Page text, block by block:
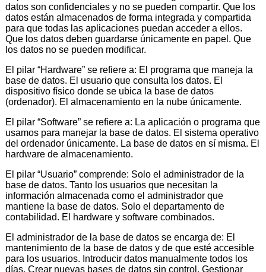
datos son confidenciales y no se pueden compartir. Que los
datos están almacenados de forma integrada y compartida
para que todas las aplicaciones puedan acceder a ellos.
Que los datos deben guardarse únicamente en papel. Que
los datos no se pueden modificar.
El pilar “Hardware” se refiere a: El programa que maneja la
base de datos. El usuario que consulta los datos. El
dispositivo físico donde se ubica la base de datos
(ordenador). El almacenamiento en la nube únicamente.
El pilar “Software” se refiere a: La aplicación o programa que
usamos para manejar la base de datos. El sistema operativo
del ordenador únicamente. La base de datos en sí misma. El
hardware de almacenamiento.
El pilar “Usuario” comprende: Solo el administrador de la
base de datos. Tanto los usuarios que necesitan la
información almacenada como el administrador que
mantiene la base de datos. Solo el departamento de
contabilidad. El hardware y software combinados.
El administrador de la base de datos se encarga de: El
mantenimiento de la base de datos y de que esté accesible
para los usuarios. Introducir datos manualmente todos los
días. Crear nuevas bases de datos sin control. Gestionar